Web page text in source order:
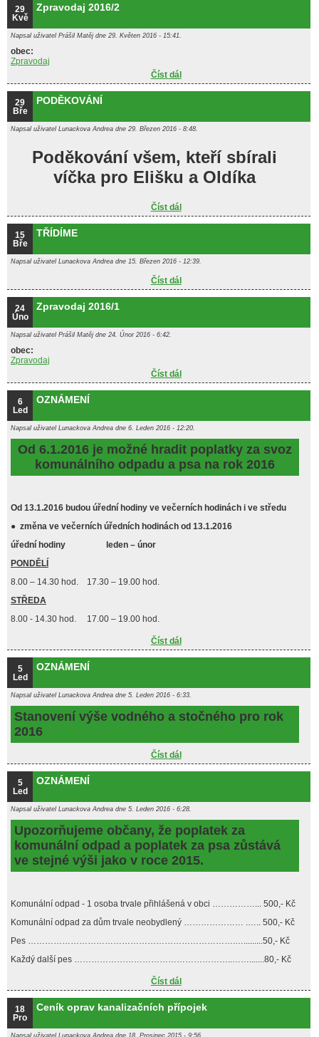
29
Kvě
Zpravodaj 2016/2
Napsal uživatel Prášil Matěj dne 29. Květen 2016 - 15:41.
obec:
Zpravodaj
Číst dál
29
Bře
PODĚKOVÁNÍ
Napsal uživatel Lunackova Andrea dne 29. Březen 2016 - 8:48.
Poděkování všem, kteří sbírali
víčka pro Elišku a Oldíka
Číst dál
15
Bře
TŘÍDÍME
Napsal uživatel Lunackova Andrea dne 15. Březen 2016 - 12:39.
Číst dál
24
Úno
Zpravodaj 2016/1
Napsal uživatel Prášil Matěj dne 24. Únor 2016 - 6:42.
obec:
Zpravodaj
Číst dál
6
Led
OZNÁMENÍ
Napsal uživatel Lunackova Andrea dne 6. Leden 2016 - 12:20.
Od 6.1.2016 je možné hradit poplatky za svoz
komunálního odpadu a psa na rok 2016
Od 13.1.2016 budou úřední hodiny ve večerních hodinách i ve středu
● změna ve večerních úředních hodinách od 13.1.2016
úřední hodiny leden – únor
PONDĚLÍ
8.00 – 14.30 hod. 17.30 – 19.00 hod.
STŘEDA
8.00 - 14.30 hod. 17.00 – 19.00 hod.
Číst dál
5
Led
OZNÁMENÍ
Napsal uživatel Lunackova Andrea dne 5. Leden 2016 - 6:33.
Stanovení výše vodného a stočného pro rok
2016
Číst dál
5
Led
OZNÁMENÍ
Napsal uživatel Lunackova Andrea dne 5. Leden 2016 - 6:28.
Upozorňujeme občany, že poplatek za
komunální odpad a poplatek za psa zůstává
ve stejné výši jako v roce 2015.
Komunální odpad - 1 osoba trvale přihlášená v obci ……………... 500,- Kč
Komunální odpad za dům trvale neobydlený ………………… .….. 500,- Kč
Pes ……………………………………………………………….….........50,- Kč
Každý další pes ………………………………………………..…….......80,- Kč
Číst dál
18
Pro
Ceník oprav kanalizačních přípojek